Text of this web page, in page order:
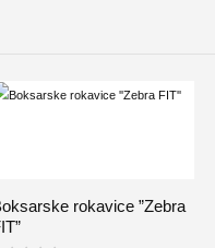
rokavice ”Zebra